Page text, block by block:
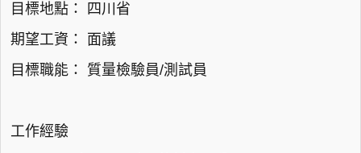
目標地點： 四川省
期望工資： 面議
目標職能： 質量檢驗員/測試員
工作經驗